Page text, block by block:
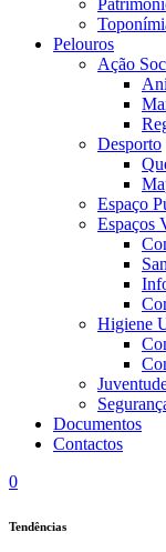
Pelouros
Ação
Desporto
Espaço
Espaços
Higiene
Documentos
Contactos
0
Tendências